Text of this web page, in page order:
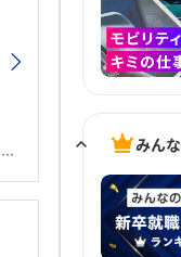
みん